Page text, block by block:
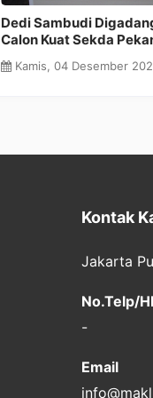
di
Kabar
Pecat
Direktur
Kamis, 27
Kontak
Jakarta
No.Telp/
-
Email